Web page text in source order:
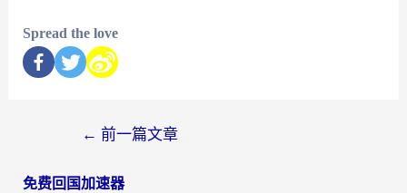
Spread the love
← 前一篇文章
免费回国加速器